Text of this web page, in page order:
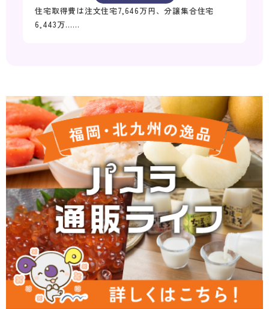
住宅取得費は注文住宅7,646万円、分譲集合住宅
6,443万……